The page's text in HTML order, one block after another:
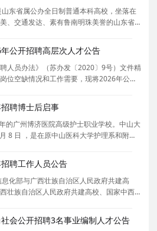
东省属公办全日制普通本科高校，坐落在
、交通发达、素有鲁南明珠美誉的山东省
路等穿境而过，交通十分便利。学校占地
总值 14.5 亿元，实
公开招聘高层次人才公告
人员办法》（苏办发〔2020〕9号）文件精
位空缺情况和工作需要，现将2026年公开
下： 一、报考条件、对象 （一）具有中华
龄要求：博士研
聘博士后启事
的广州博济医院高级护士职业学校。中山大
8 日 ，是在原中山医科大学护理系和附设
内最早开展护理本科教育、护理硕士专业
之一 , 位于
聘工作人员公告
化部与广西壮族自治区人民政府共建高
壮族自治区人民政府共建高校、国家中西
校。学校现有博士学位授权一级学科点8
；博士后科研流动站4个
会公开招聘3名事业编制人才公告